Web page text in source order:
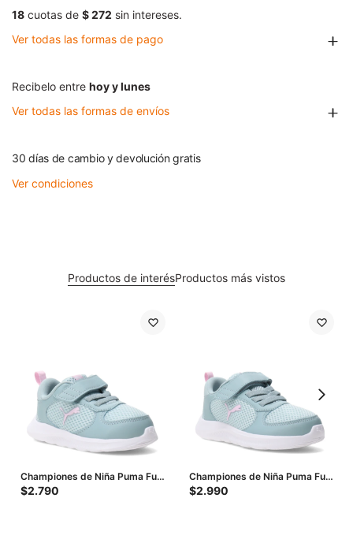
18 cuotas de $ 272 sin intereses.
Ver todas las formas de pago
Recibelo entre hoy y lunes
Ver todas las formas de envíos
30 días de cambio y devolución gratis
Ver condiciones
Productos de interésProductos más vistos
Championes de Niña Puma Fun
Racer 2 Ac Inf - Verde - Lila
$2.790
Championes de Niña Puma Fun
Racer 2 Ac Ps - Verde - Lila
$2.990